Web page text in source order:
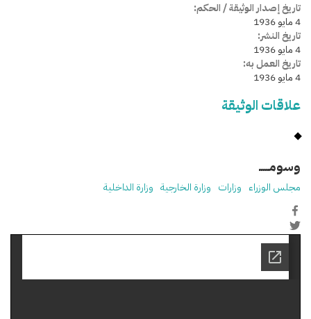
تاريخ إصدار الوثيقة / الحكم:
4 مايو 1936
تاريخ النشر:
4 مايو 1936
تاريخ العمل به:
4 مايو 1936
علاقات الوثيقة
وسومـــــ
مجلس الوزراء وزارات وزارة الخارجية وزارة الداخلية